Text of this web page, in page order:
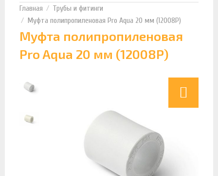
Трубы и фитинги
Муфта полипропиленовая Pro Aqua 20 мм (12008Р)
Муфта полипропиленовая
Pro Aqua 20 мм (12008Р)